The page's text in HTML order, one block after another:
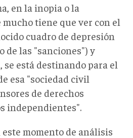
en la inopia o la
tiene que ver con el
cuadro de depresión
de las "sanciones") y
está destinando para el
esa "sociedad civil
de derechos
independientes".
momento de análisis